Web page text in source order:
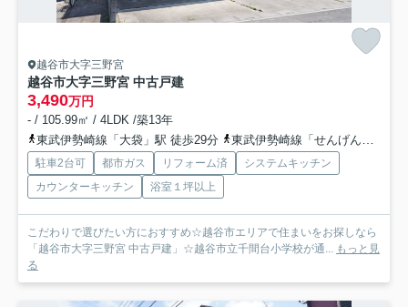
越谷市大字三野宮
越谷市大字三野宮 中古戸建
3,490万円
- / 105.99㎡ / 4LDK /築13年
東武伊勢崎線「大袋」駅 徒歩29分
東武伊勢崎線「せんげん台」駅 徒歩29分
駐車2台可 都市ガス リフォーム済
システムキッチン
カウンターキッチン
浴室１坪以上
こだわりで選びたい方におすすめ☆越谷市エリアで住まいをお探しなら
「越谷市大字三野宮 中古戸建」☆越谷市立千間台小学校が通... もっと見
る